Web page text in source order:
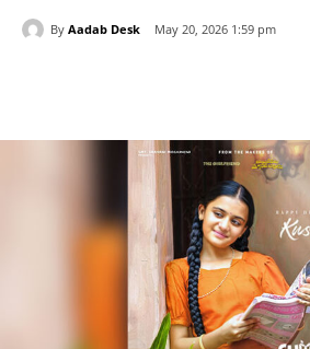
By Aadab Desk May 20, 2026 1:59 pm